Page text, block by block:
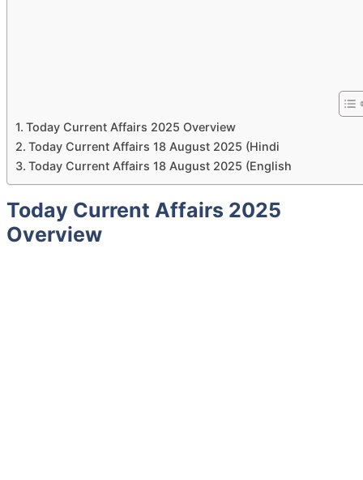
Today Current Affairs 2025 Overview
Today Current Affairs 18 August 2025 (Hindi
Today Current Affairs 18 August 2025 (English
Today Current Affairs 2025
Overview